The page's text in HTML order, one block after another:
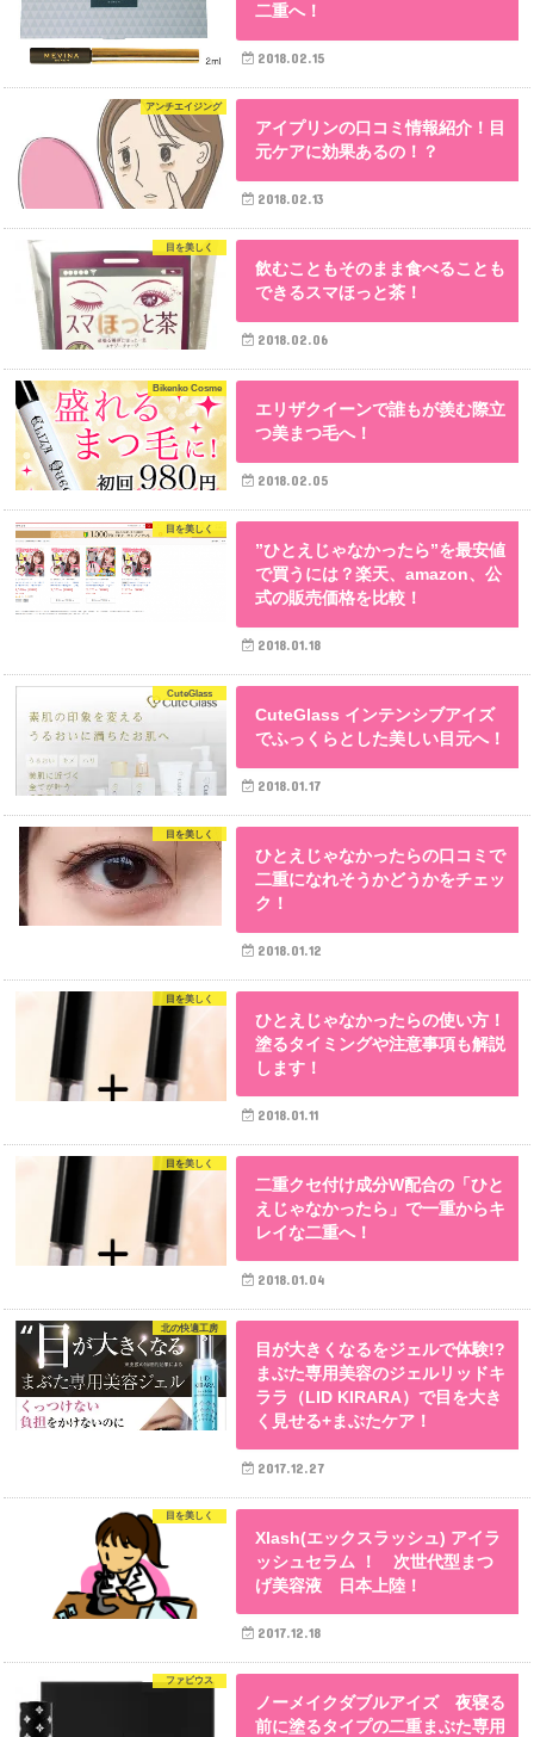
二重へ！
2018.02.15
アンチエイジング
アイプリンの口コミ情報紹介！目
元ケアに効果あるの！？
2018.02.13
目を美しく
飲むこともそのまま食べることも
できるスマほっと茶！
2018.02.06
Bikenko Cosme
エリザクイーンで誰もが羨む際立
つ美まつ毛へ！
2018.02.05
目を美しく
”ひとえじゃなかったら”を最安値
で買うには？楽天、amazon、公
式の販売価格を比較！
2018.01.18
CuteGlass
CuteGlass インテンシブアイズ
でふっくらとした美しい目元へ！
2018.01.17
目を美しく
ひとえじゃなかったらの口コミで
二重になれそうかどうかをチェッ
ク！
2018.01.12
目を美しく
ひとえじゃなかったらの使い方！
塗るタイミングや注意事項も解説
します！
2018.01.11
目を美しく
二重クセ付け成分W配合の「ひと
えじゃなかったら」で一重からキ
レイな二重へ！
2018.01.04
北の快適工房
目が大きくなるをジェルで体験!?
まぶた専用美容のジェルリッドキ
ララ（LID KIRARA）で目を大き
く見せる+まぶたケア！
2017.12.27
目を美しく
Xlash(エックスラッシュ) アイラ
ッシュセラム ！ 次世代型まつ
げ美容液 日本上陸！
2017.12.18
ファビウス
ノーメイクダブルアイズ 夜寝る
前に塗るタイプの二重まぶた専用